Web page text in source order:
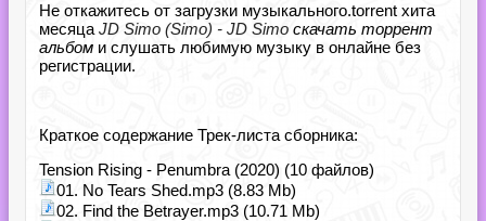
Не откажитесь от загрузки музыкального.torrent хита
месяца JD Simo (Simo) - JD Simo скачать торрент
альбом и слушать любимую музыку в онлайне без
регистрации.
Краткое содержание Трек-листа сборника:
Tension Rising - Penumbra (2020) (10 файлов)
01. No Tears Shed.mp3 (8.83 Mb)
02. Find the Betrayer.mp3 (10.71 Mb)